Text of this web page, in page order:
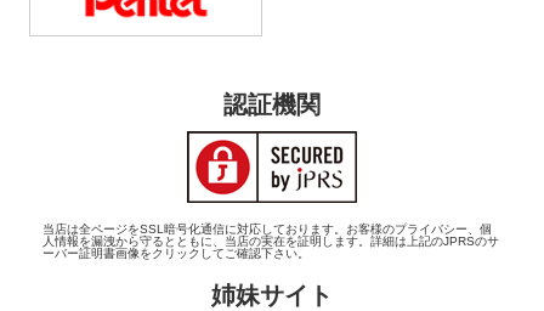
認証機関
当店は全ページをSSL暗号化通信に対応しております。お客様のプライバシー、個
人情報を漏洩から守るとともに、当店の実在を証明します。詳細は上記のJPRSのサ
ーバー証明書画像をクリックしてご確認下さい。
姉妹サイト